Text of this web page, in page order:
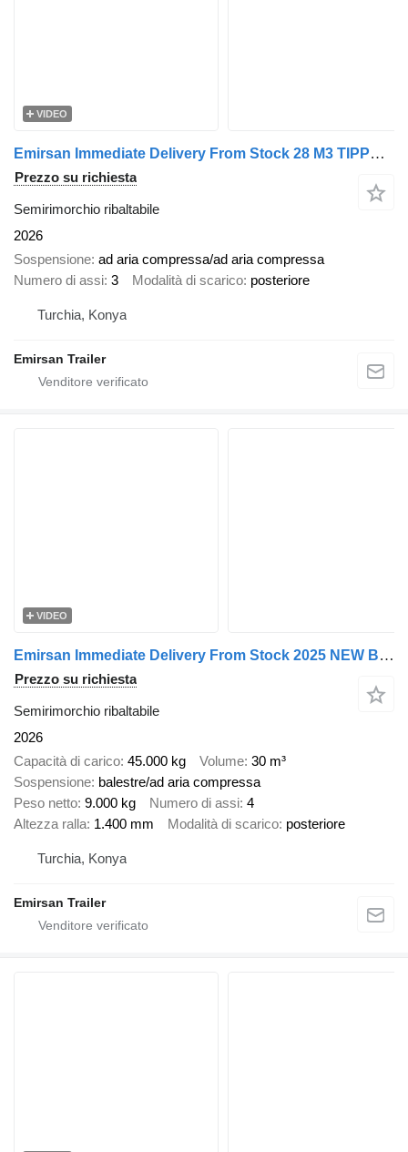
VIDEO
Emirsan Immediate Delivery From Stock 28 M3 TIPPER - HARDOX BODY !
Prezzo su richiesta
Semirimorchio ribaltabile
2026
Sospensione ad aria compressa/ad aria compressa
Numero di assi 3 Modalità di scarico posteriore
Turchia, Konya
Emirsan Trailer
VIDEO
Emirsan Immediate Delivery From Stock 2025 NEW BRAND 4 AXLE TIPPER TRAIL
Prezzo su richiesta
Semirimorchio ribaltabile
2026
Capacità di carico 45.000 kg Volume 30 m³
Sospensione balestre/ad aria compressa
Peso netto 9.000 kg Numero di assi 4
Altezza ralla 1.400 mm Modalità di scarico posteriore
Turchia, Konya
Emirsan Trailer